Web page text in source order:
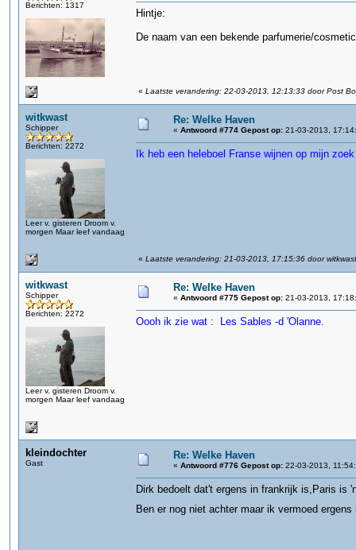
Berichten: 1317
Hintje:
De naam van een bekende parfumerie/
« Laatste verandering: 22-03-2013, 12:13:33 door Post
witkwast
Schipper
Berichten: 2272
Leer v. gisteren Droom v.
morgen Maar leef vandaag
Re: Welke Haven
« Antwoord #774 Gepost op: 21-03-2013,
Ik heb een heleboel Franse wijnen op mijn
« Laatste verandering: 21-03-2013, 17:15:36 door witkwast
witkwast
Schipper
Berichten: 2272
Leer v. gisteren Droom v.
morgen Maar leef vandaag
Re: Welke Haven
« Antwoord #775 Gepost op: 21-03-2013,
Oooh ik zie wat : Les Sables -d 'Olanne.
kleindochter
Gast
Re: Welke Haven
« Antwoord #776 Gepost op: 22-03-2013,
Dirk bedoelt dat't ergens in frankrijk is,Paris is
Ben er nog niet achter maar ik vermoed